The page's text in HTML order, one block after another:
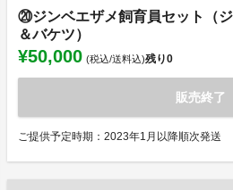
⑳ジンベエザメ飼育員セット（
＆バケツ）
¥50,000 (税込/送料込)残り0
販売終了
ご提供予定時期：2023年1月以降順次発送